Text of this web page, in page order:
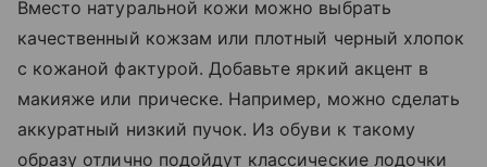
Вместо натуральной кожи можно выбрать
качественный кожзам или плотный черный хлопок
с кожаной фактурой. Добавьте яркий акцент в
макияже или прическе. Например, можно сделать
аккуратный низкий пучок. Из обуви к такому
образу отлично подойдут классические лодочки